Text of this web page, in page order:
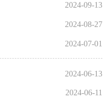
2024-09-13
2024-08-27
2024-07-01
2024-06-13
2024-06-11